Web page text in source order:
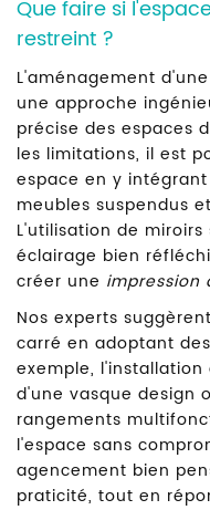
Que faire si
restreint ?
L'aménagement
une approche
précise des espaces
les limitations, il est
espace en y
meubles suspendus
L'utilisation de
éclairage bien
créer une impression
Nos experts
carré en adoptant
exemple,
d'une vasque design
rangements
l'espace sans
agencement bien
praticité, tout en